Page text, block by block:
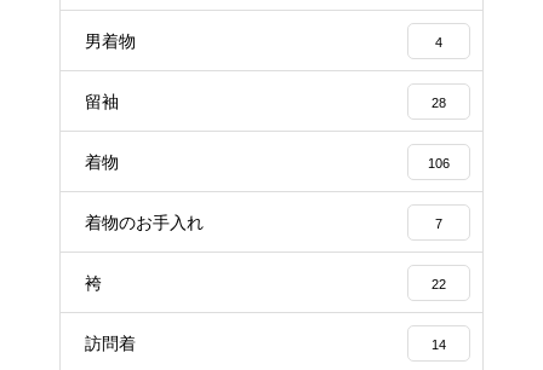
男着物 4
留袖 28
着物 106
着物のお手入れ 7
袴 22
訪問着 14